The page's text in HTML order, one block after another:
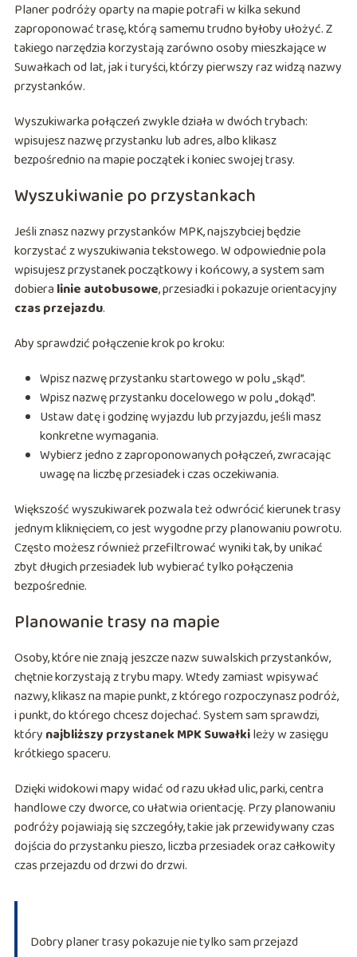
Planer podróży oparty na mapie potrafi w kilka sekund
zaproponować trasę, którą samemu trudno byłoby ułożyć. Z
takiego narzędzia korzystają zarówno osoby mieszkające w
Suwałkach od lat, jak i turyści, którzy pierwszy raz widzą nazwy
przystanków.
Wyszukiwarka połączeń zwykle działa w dwóch trybach:
wpisujesz nazwę przystanku lub adres, albo klikasz
bezpośrednio na mapie początek i koniec swojej trasy.
Wyszukiwanie po przystankach
Jeśli znasz nazwy przystanków MPK, najszybciej będzie
korzystać z wyszukiwania tekstowego. W odpowiednie pola
wpisujesz przystanek początkowy i końcowy, a system sam
dobiera linie autobusowe, przesiadki i pokazuje orientacyjny
czas przejazdu.
Aby sprawdzić połączenie krok po kroku:
Wpisz nazwę przystanku startowego w polu „skąd”.
Wpisz nazwę przystanku docelowego w polu „dokąd”.
Ustaw datę i godzinę wyjazdu lub przyjazdu, jeśli masz
konkretne wymagania.
Wybierz jedno z zaproponowanych połączeń, zwracając
uwagę na liczbę przesiadek i czas oczekiwania.
Większość wyszukiwarek pozwala też odwrócić kierunek trasy
jednym kliknięciem, co jest wygodne przy planowaniu powrotu.
Często możesz również przefiltrować wyniki tak, by unikać
zbyt długich przesiadek lub wybierać tylko połączenia
bezpośrednie.
Planowanie trasy na mapie
Osoby, które nie znają jeszcze nazw suwalskich przystanków,
chętnie korzystają z trybu mapy. Wtedy zamiast wpisywać
nazwy, klikasz na mapie punkt, z którego rozpoczynasz podróż,
i punkt, do którego chcesz dojechać. System sam sprawdzi,
który najbliższy przystanek MPK Suwałkileży w zasięgu
krótkiego spaceru.
Dzięki widokowi mapy widać od razu układ ulic, parki, centra
handlowe czy dworce, co ułatwia orientację. Przy planowaniu
podróży pojawiają się szczegóły, takie jak przewidywany czas
dojścia do przystanku pieszo, liczba przesiadek oraz całkowity
czas przejazdu od drzwi do drzwi.
Dobry planer trasy pokazuje nie tylko sam przejazd